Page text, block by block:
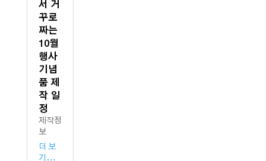
서 거
꾸로
짜는
10월
행사
기념
품 제
작 일
정
제작정
보
더 보
기...